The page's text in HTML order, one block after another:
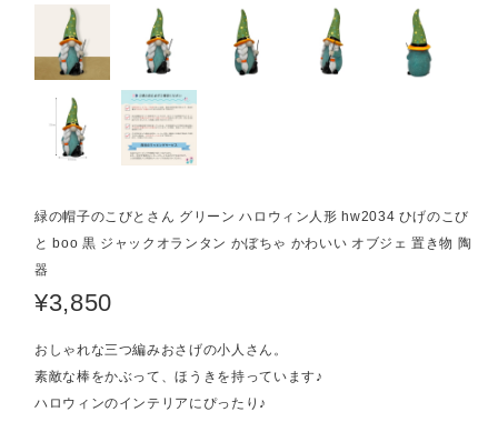
緑の帽子のこびとさん グリーン ハロウィン人形 hw2034 ひげのこび
と boo 黒 ジャックオランタン かぼちゃ かわいい オブジェ 置き物 陶
器
¥3,850
おしゃれな三つ編みおさげの小人さん。
素敵な棒をかぶって、ほうきを持っています♪
ハロウィンのインテリアにぴったり♪